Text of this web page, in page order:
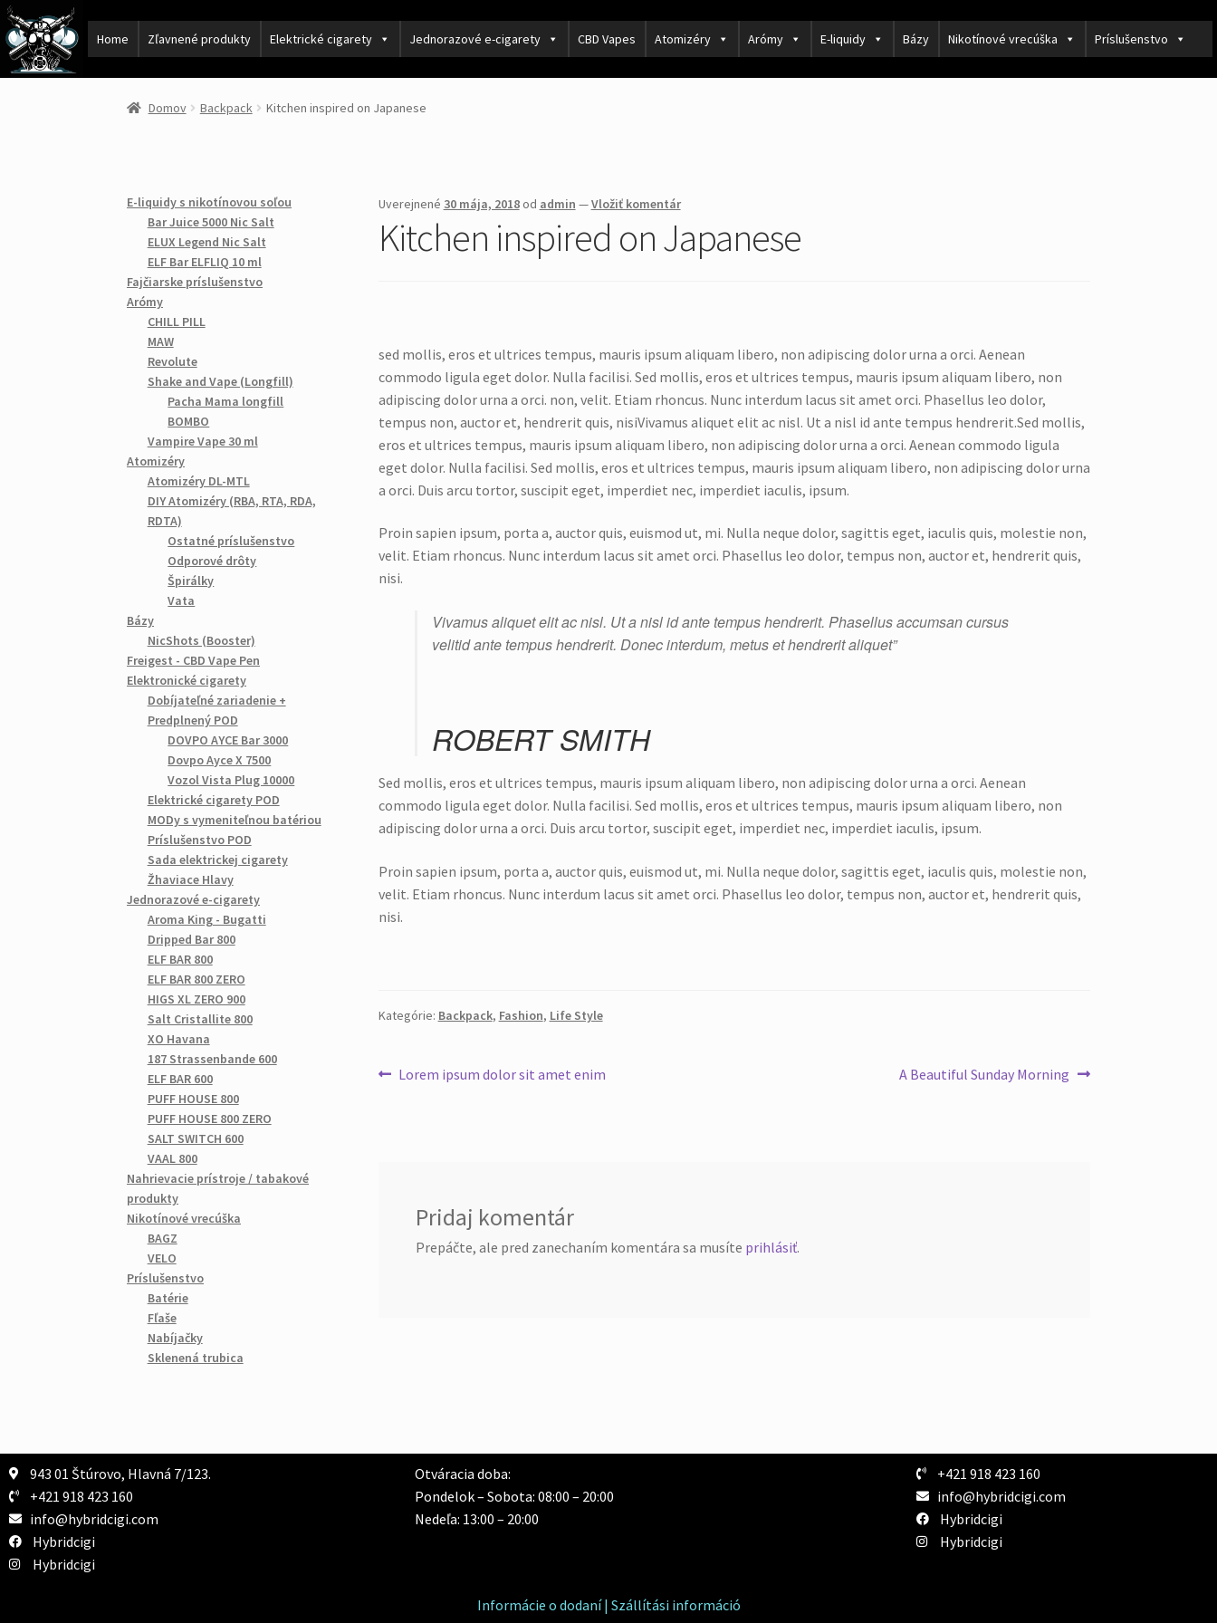
Home Zľavnené produkty Elektrické cigarety Jednorazové e-cigarety CBD Vapes Atomizéry Arómy E-liquidy Bázy Nikotínové vrecúška Príslušenstvo
Domov Backpack Kitchen inspired on Japanese
Uverejnené 30 mája, 2018od admin —Vložiť komentár
Kitchen inspired on Japanese
sed mollis, eros et ultrices tempus, mauris ipsum aliquam libero, non adipiscing dolor urna a orci. Aenean
commodo ligula eget dolor. Nulla facilisi. Sed mollis, eros et ultrices tempus, mauris ipsum aliquam libero, non
adipiscing dolor urna a orci. non, velit. Etiam rhoncus. Nunc interdum lacus sit amet orci. Phasellus leo dolor,
tempus non, auctor et, hendrerit quis, nisiVivamus aliquet elit ac nisl. Ut a nisl id ante tempus hendrerit.Sed mollis,
eros et ultrices tempus, mauris ipsum aliquam libero, non adipiscing dolor urna a orci. Aenean commodo ligula
eget dolor. Nulla facilisi. Sed mollis, eros et ultrices tempus, mauris ipsum aliquam libero, non adipiscing dolor urna
a orci. Duis arcu tortor, suscipit eget, imperdiet nec, imperdiet iaculis, ipsum.
Proin sapien ipsum, porta a, auctor quis, euismod ut, mi. Nulla neque dolor, sagittis eget, iaculis quis, molestie non,
velit. Etiam rhoncus. Nunc interdum lacus sit amet orci. Phasellus leo dolor, tempus non, auctor et, hendrerit quis,
nisi.
Vivamus aliquet elit ac nisl. Ut a nisl id ante tempus hendrerit. Phasellus accumsan cursus
velitid ante tempus hendrerit. Donec interdum, metus et hendrerit aliquet”
ROBERT SMITH
Sed mollis, eros et ultrices tempus, mauris ipsum aliquam libero, non adipiscing dolor urna a orci. Aenean
commodo ligula eget dolor. Nulla facilisi. Sed mollis, eros et ultrices tempus, mauris ipsum aliquam libero, non
adipiscing dolor urna a orci. Duis arcu tortor, suscipit eget, imperdiet nec, imperdiet iaculis, ipsum.
Proin sapien ipsum, porta a, auctor quis, euismod ut, mi. Nulla neque dolor, sagittis eget, iaculis quis, molestie non,
velit. Etiam rhoncus. Nunc interdum lacus sit amet orci. Phasellus leo dolor, tempus non, auctor et, hendrerit quis,
nisi.
Kategórie: Backpack, Fashion, Life Style
Lorem ipsum dolor sit amet enim A Beautiful Sunday Morning
Pridaj komentár
Prepáčte, ale pred zanechaním komentára sa musíte prihlásiť.
E-liquidy s nikotínovou soľou
Bar Juice 5000 Nic Salt
ELUX Legend Nic Salt
ELF Bar ELFLIQ 10 ml
Fajčiarske príslušenstvo
Arómy
CHILL PILL
MAW
Revolute
Shake and Vape (Longfill)
Pacha Mama longfill
BOMBO
Vampire Vape 30 ml
Atomizéry
Atomizéry DL-MTL
DIY Atomizéry (RBA, RTA, RDA,
RDTA)
Ostatné príslušenstvo
Odporové drôty
Špirálky
Vata
Bázy
NicShots (Booster)
Freigest - CBD Vape Pen
Elektronické cigarety
Dobíjateľné zariadenie +
Predplnený POD
DOVPO AYCE Bar 3000
Dovpo Ayce X 7500
Vozol Vista Plug 10000
Elektrické cigarety POD
MODy s vymeniteľnou batériou
Príslušenstvo POD
Sada elektrickej cigarety
Žhaviace Hlavy
Jednorazové e-cigarety
Aroma King - Bugatti
Dripped Bar 800
ELF BAR 800
ELF BAR 800 ZERO
HIGS XL ZERO 900
Salt Cristallite 800
XO Havana
187 Strassenbande 600
ELF BAR 600
PUFF HOUSE 800
PUFF HOUSE 800 ZERO
SALT SWITCH 600
VAAL 800
Nahrievacie prístroje / tabakové
produkty
Nikotínové vrecúška
BAGZ
VELO
Príslušenstvo
Batérie
Fľaše
Nabíjačky
Sklenená trubica
943 01 Štúrovo, Hlavná 7/123.
+421 918 423 160
info@hybridcigi.com
Hybridcigi
Hybridcigi
Otváracia doba:
Pondelok – Sobota: 08:00 – 20:00
Nedeľa: 13:00 – 20:00
+421 918 423 160
info@hybridcigi.com
Hybridcigi
Hybridcigi
Informácie o dodaní | Szállítási információ